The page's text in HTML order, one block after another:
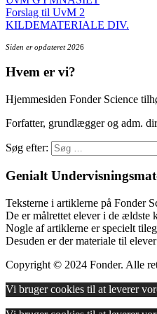
Forslag til UvM 2
KILDEMATERIALE DIV.
Siden er opdateret 2026
Hvem er vi?
Hjemmesiden Fonder Science
Forfatter, grundlægger og adm.
Søg efter:
Genialt
Teksterne i artiklerne på Fonder
De er målrettet elever i de ældste
Nogle af artiklerne er specielt
Desuden er der materiale til
Copyright © 2024 Fonder. Alle
Vi bruger cookies til at leverer